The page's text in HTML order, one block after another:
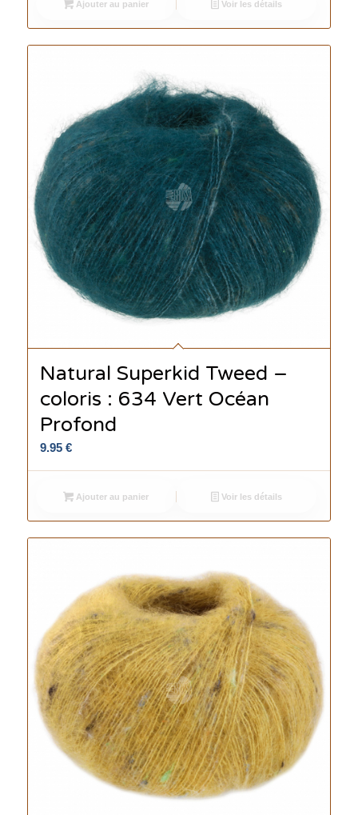
Ajouter au panier Voir les détails
Natural Superkid Tweed –
coloris : 634 Vert Océan
Profond
9.95 €
Ajouter au panier Voir les détails